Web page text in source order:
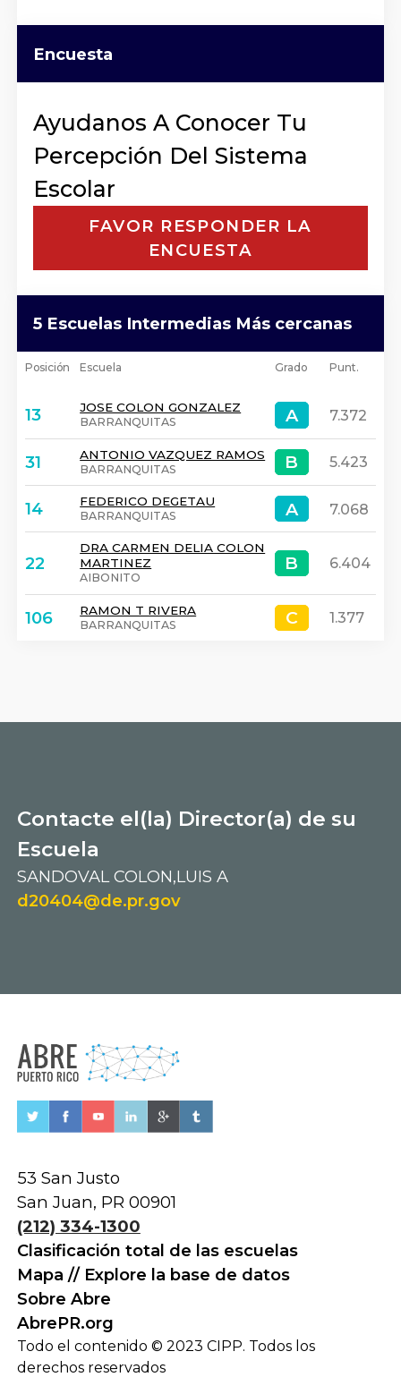
Encuesta
Ayudanos A Conocer Tu
Percepción Del Sistema
Escolar
FAVOR RESPONDER LA
ENCUESTA
5 Escuelas Intermedias Más cercanas
Posición Escuela Grado Punt.
13 JOSE COLON GONZALEZ
BARRANQUITAS A
A 7.372
31 ANTONIO VAZQUEZ RAMOS
BARRANQUITAS B
B 5.423
14 FEDERICO DEGETAU
BARRANQUITAS A
A 7.068
22
DRA CARMEN DELIA COLON
MARTINEZ
AIBONITO
B
B 6.404
106 RAMON T RIVERA
BARRANQUITAS C
C 1.377
Contacte el(la) Director(a) de su
Escuela
SANDOVAL COLON,LUIS A
d20404@de.pr.gov
53 San Justo
San Juan, PR 00901
(212) 334-1300
Clasificación total de las escuelas
Mapa // Explore la base de datos
Sobre Abre
AbrePR.org
Todo el contenido © 2023 CIPP. Todos los
derechos reservados